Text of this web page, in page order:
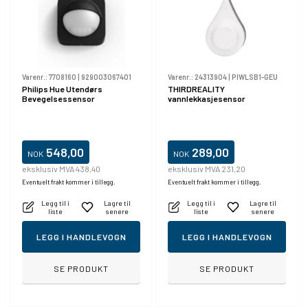
Varenr.: 7708160 | 929003067401
Philips Hue Utendørs
Bevegelsessensor
NOK 548,00
eksklusiv MVA 438,40
Eventuelt frakt kommer i tillegg.
Legg til i
liste
Lagre til
senere
LEGG I HANDLEVOGN
SE PRODUKT
Varenr.: 24313904| PIWLSB1-GEU
THIRDREALITY
vannlekkasjesensor
NOK 289,00
eksklusiv MVA 231,20
Eventuelt frakt kommer i tillegg.
Legg til i
liste
Lagre til
senere
LEGG I HANDLEVOGN
SE PRODUKT